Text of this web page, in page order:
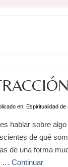
en: Espiritualidad de
hablar sobre
de qué
de una forma
… Continuar